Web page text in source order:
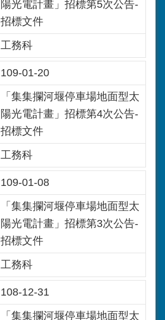
陽光電計畫」招標第5次公告-
招標文件
工務科
109-01-20
「集集攔河堰停車場地面型太
陽光電計畫」招標第4次公告-
招標文件
工務科
109-01-08
「集集攔河堰停車場地面型太
陽光電計畫」招標第3次公告-
招標文件
工務科
108-12-31
「集集攔河堰停車場地面型太